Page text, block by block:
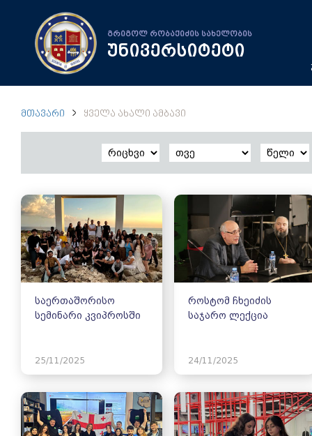
გრიგოლ რობაქიძის სახელობის
უნივერსიტეტი
ᲛᲗᲐᲕᲐᲠᲘ ᲧᲕᲔᲚᲐ ᲐᲮᲐᲚᲘ ᲐᲛᲑᲐᲕᲘ
საერთაშორისო
სემინარი კვიპროსში
25/11/2025
როსტომ ჩხეიძის
საჯარო ლექცია
24/11/2025